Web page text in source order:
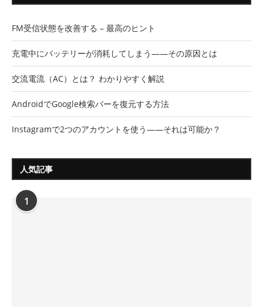
FM受信状態を改善する – 最高のヒント
充電中にバッテリーが消耗してしまう――その原因とは
交流電流（AC）とは？ わかりやすく解説
AndroidでGoogle検索バーを復元する方法
Instagramで2つのアカウントを使う――それは可能か？
人気記事
1